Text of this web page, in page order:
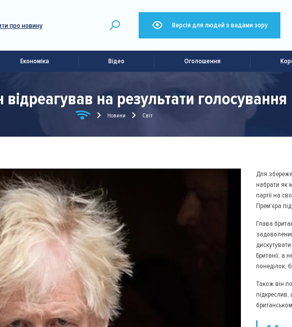
про новину Версія для людей з вадами зору
Економіка Відео Оголошення
на результати голосування
Новини Світ
Для
набрати як
партії на
Прем'єра
Глава
Британії, а
понеділок,
Також він